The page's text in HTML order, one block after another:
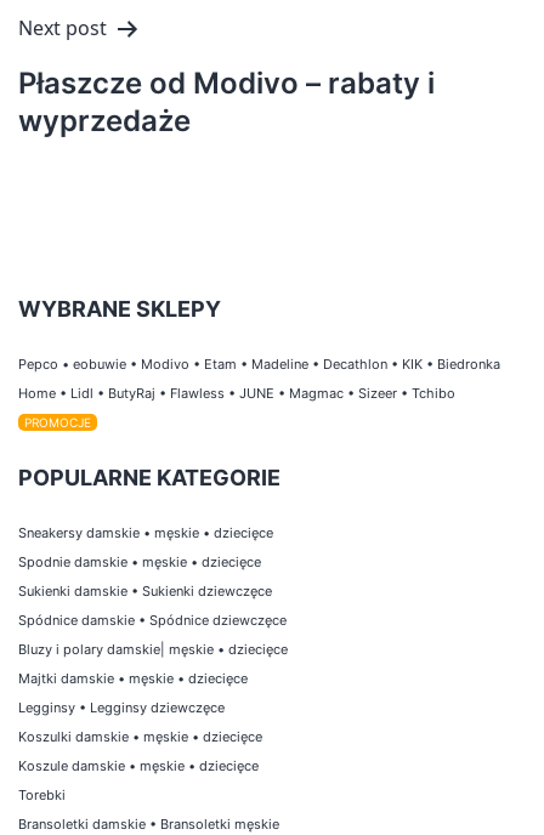
Next post
Płaszcze od Modivo – rabaty i
wyprzedaże
WYBRANE SKLEPY
Pepco • eobuwie • Modivo • Etam • Madeline • Decathlon • KIK • Biedronka
Home • Lidl • ButyRaj • Flawless • JUNE • Magmac • Sizeer • Tchibo
PROMOCJE
POPULARNE KATEGORIE
Sneakersy damskie • męskie • dziecięce
Spodnie damskie • męskie • dziecięce
Sukienki damskie • Sukienki dziewczęce
Spódnice damskie • Spódnice dziewczęce
Bluzy i polary damskie męskie • dziecięce
Majtki damskie • męskie • dziecięce
Legginsy • Legginsy dziewczęce
Koszulki damskie • męskie • dziecięce
Koszule damskie • męskie • dziecięce
Torebki
Bransoletki damskie • Bransoletki męskie